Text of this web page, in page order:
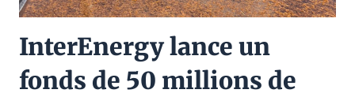
InterEnergy lance un
fonds de 50 millions de